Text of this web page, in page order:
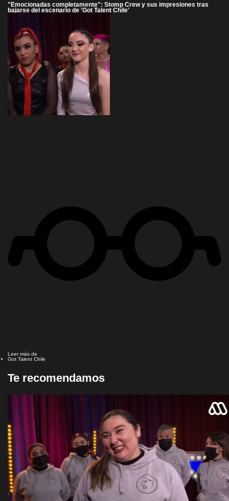
"Emocionadas completamente": Stomp Crew y sus impresiones tras
bajarse del escenario de 'Got Talent Chile'
Leer más de
Got Talent Chile
Te recomendamos